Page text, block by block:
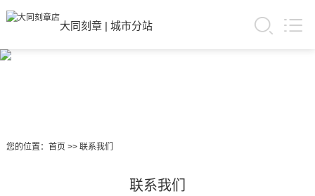
大同刻章| 城市分站
您的位置： 首页 >> 联系我们
联系我们